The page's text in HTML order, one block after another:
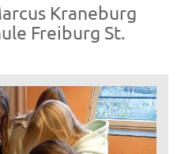
Kraneburg
Freiburg St.